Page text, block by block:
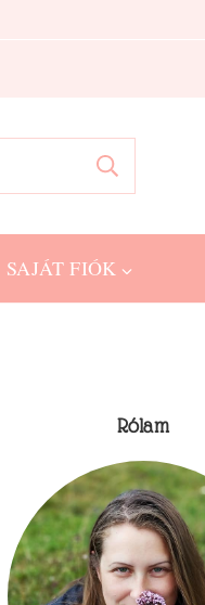
SAJÁT FIÓK
Rólam